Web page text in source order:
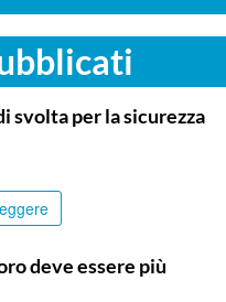
svolta per la sicurezza
deve essere più